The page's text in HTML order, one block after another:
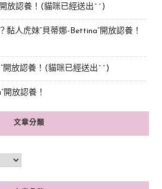
放認養！(貓咪已經送出^^)
黏人虎妹“貝蒂娜-Bettina”開放認養！
開放認養！(貓咪已經送出^^)
開放認養！
文章分類